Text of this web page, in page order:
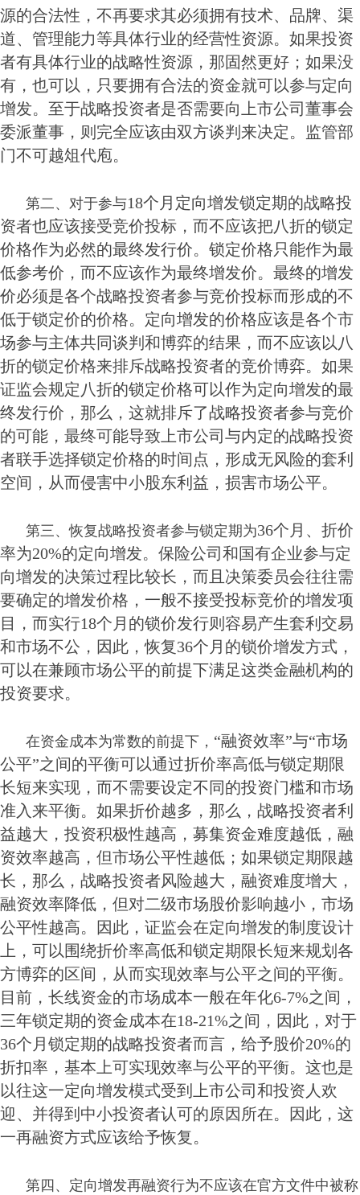
源的合法性，不再要求其必须拥有技术、品牌、渠
道、管理能力等具体行业的经营性资源。如果投资
者有具体行业的战略性资源，那固然更好；如果没
有，也可以，只要拥有合法的资金就可以参与定向
增发。至于战略投资者是否需要向上市公司董事会
委派董事，则完全应该由双方谈判来决定。监管部
门不可越俎代庖。
第二、对于参与18个月定向增发锁定期的战略投
资者也应该接受竞价投标，而不应该把八折的锁定
价格作为必然的最终发行价。锁定价格只能作为最
低参考价，而不应该作为最终增发价。最终的增发
价必须是各个战略投资者参与竞价投标而形成的不
低于锁定价的价格。定向增发的价格应该是各个市
场参与主体共同谈判和博弈的结果，而不应该以八
折的锁定价格来排斥战略投资者的竞价博弈。如果
证监会规定八折的锁定价格可以作为定向增发的最
终发行价，那么，这就排斥了战略投资者参与竞价
的可能，最终可能导致上市公司与内定的战略投资
者联手选择锁定价格的时间点，形成无风险的套利
空间，从而侵害中小股东利益，损害市场公平。
第三、恢复战略投资者参与锁定期为36个月、折价
率为20%的定向增发。保险公司和国有企业参与定
向增发的决策过程比较长，而且决策委员会往往需
要确定的增发价格，一般不接受投标竞价的增发项
目，而实行18个月的锁价发行则容易产生套利交易
和市场不公，因此，恢复36个月的锁价增发方式，
可以在兼顾市场公平的前提下满足这类金融机构的
投资要求。
在资金成本为常数的前提下， “融资效率”与“市场
公平”之间的平衡可以通过折价率高低与锁定期限
长短来实现，而不需要设定不同的投资门槛和市场
准入来平衡。如果折价越多，那么，战略投资者利
益越大，投资积极性越高，募集资金难度越低，融
资效率越高，但市场公平性越低；如果锁定期限越
长，那么，战略投资者风险越大，融资难度增大，
融资效率降低，但对二级市场股价影响越小，市场
公平性越高。因此，证监会在定向增发的制度设计
上，可以围绕折价率高低和锁定期限长短来规划各
方博弈的区间，从而实现效率与公平之间的平衡。
目前，长线资金的市场成本一般在年化6-7%之间，
三年锁定期的资金成本在18-21%之间，因此，对于
36个月锁定期的战略投资者而言，给予股价20%的
折扣率，基本上可实现效率与公平的平衡。这也是
以往这一定向增发模式受到上市公司和投资人欢
迎、并得到中小投资者认可的原因所在。因此，这
一再融资方式应该给予恢复。
第四、定向增发再融资行为不应该在官方文件中被称